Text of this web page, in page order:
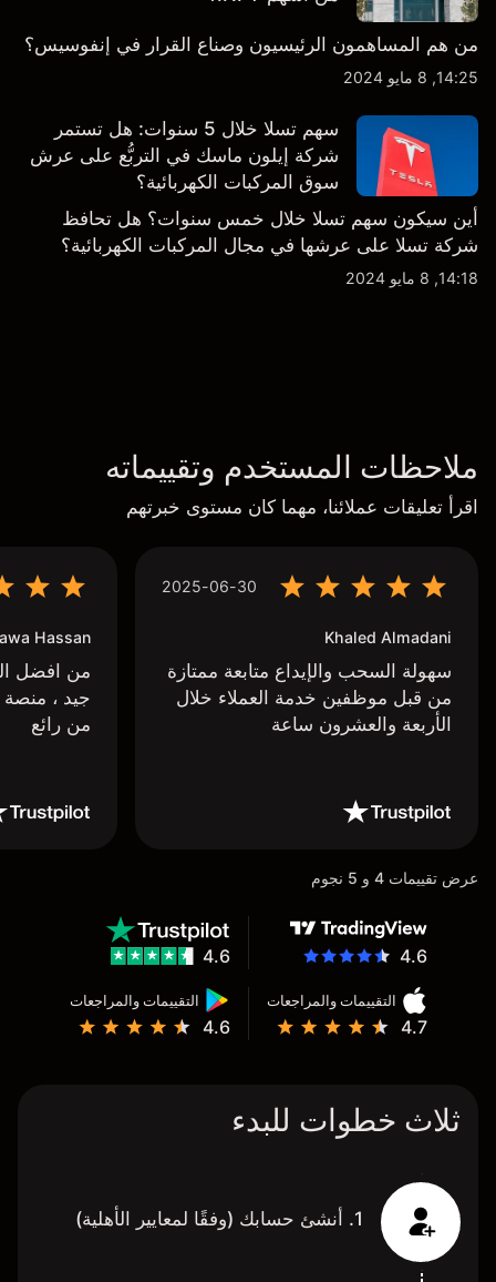
من هم المساهمون الرئيسيون وصناع القرار في إنفوسيس؟
14:25, 8 مايو 2024
سهم تسلا خلال 5 سنوات: هل تستمر
شركة إيلون ماسك في التربُّع على عرش
سوق المركبات الكهربائية؟
أين سيكون سهم تسلا خلال خمس سنوات؟ هل تحافظ
شركة تسلا على عرشها في مجال المركبات الكهربائية؟
14:18, 8 مايو 2024
ملاحظات المستخدم وتقييماته
اقرأ تعليقات عملائنا، مهما كان مستوى خبرتهم
2025-06-30
Khaled Almadani
سهولة السحب والإيداع متابعة ممتازة
من قبل موظفين خدمة العملاء خلال
الأربعة والعشرون ساعة
Hassan
من افضل
جيد ،
من رائع
عرض تقييمات 4 و 5 نجوم
4.6
التقييمات والمراجعات
4.7
التقييمات والمراجعات
4.6
4.6
ثلاث خطوات للبدء
1. أنشئ حسابك (وفقًا لمعايير الأهلية)